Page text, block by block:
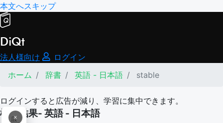
本文へスキップ
DiQt
法人様向け
ログイン
ホーム
辞書 英語 - 日本語 stable
ログインすると広告が減り、学習に集中できます。
×
広
検索結果- 英語 - 日本語